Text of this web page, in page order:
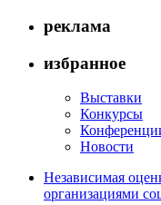
реклама
избранное
Выставки
Конкурсы
Новости
Независимая
организациями